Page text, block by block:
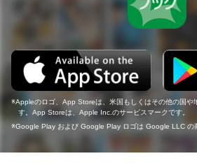
Appleのロゴ、App Storeは、米国もしくはその他の国
す。App Storeは、Apple Inc.のサービスマークです。
Google Play および Google Play ロゴは Google LLC の